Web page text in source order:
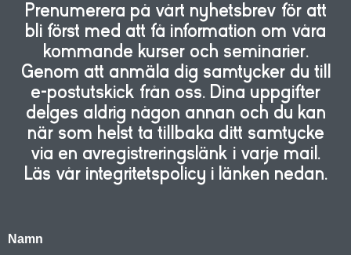
Prenumerera på vårt nyhetsbrev för att
bli först med att få information om våra
kommande kurser och seminarier.
Genom att anmäla dig samtycker du till
e-postutskick från oss. Dina uppgifter
delges aldrig någon annan och du kan
när som helst ta tillbaka ditt samtycke
via en avregistreringslänk i varje mail.
Läs vår integritetspolicy i länken nedan.
Namn